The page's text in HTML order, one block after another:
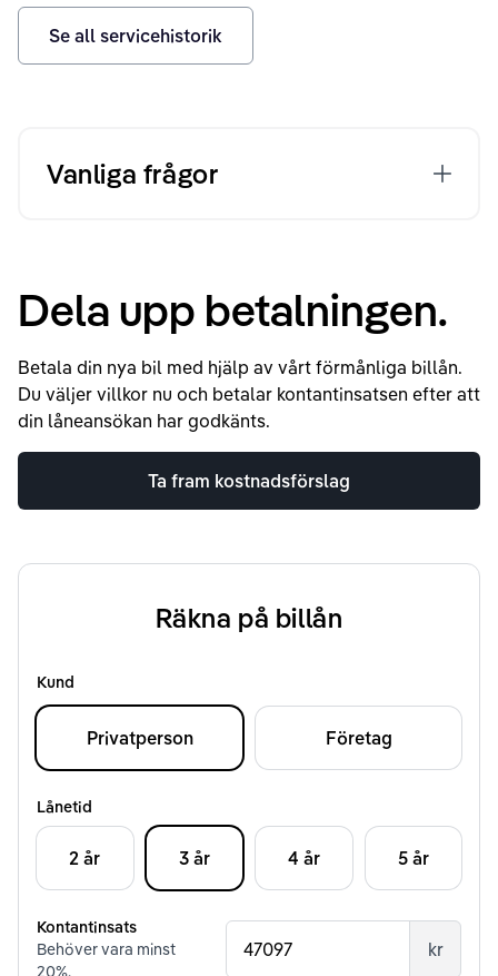
Se all servicehistorik
Vanliga frågor
Dela upp betalningen.
Betala din nya bil med hjälp av vårt förmånliga billån.
Du väljer villkor nu och betalar kontantinsatsen efter att
din låneansökan har godkänts.
Ta fram kostnadsförslag
Räkna på billån
Kund
Privatperson Företag
Lånetid
2 år 3 år 4 år 5 år
Kontantinsats
Behöver vara minst
20%.
kr